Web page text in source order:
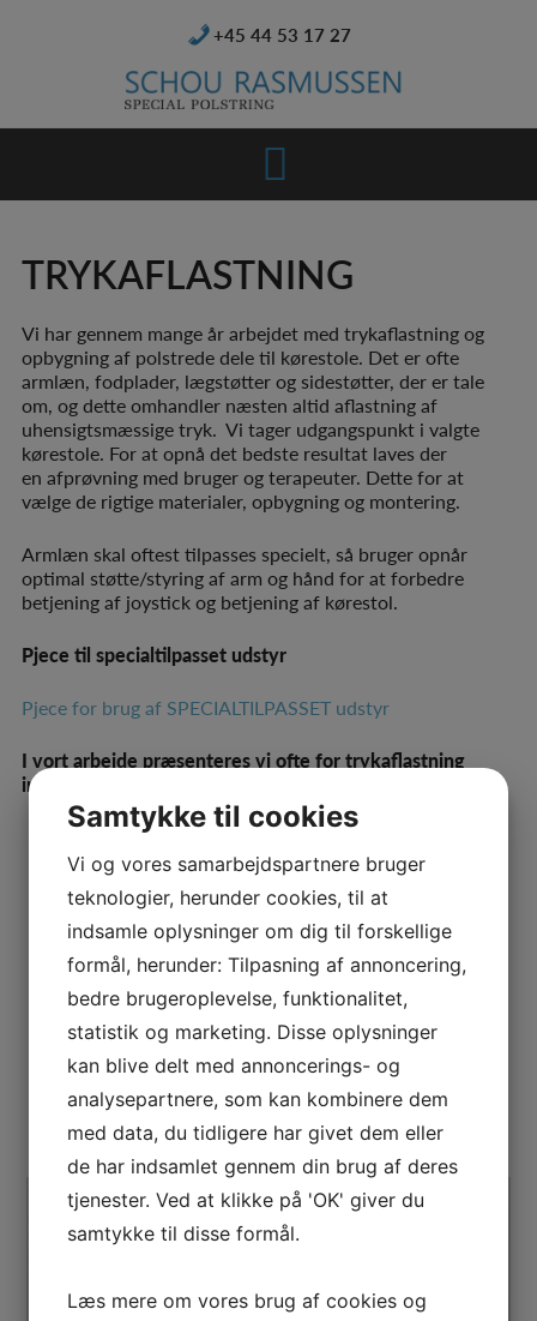
+45 44 53 17 27
TRYKAFLASTNING
Vi har gennem mange år arbejdet med trykaflastning og
opbygning af polstrede dele til kørestole. Det er ofte
armlæn, fodplader, lægstøtter og sidestøtter, der er tale
om, og dette omhandler næsten altid aflastning af
uhensigtsmæssige tryk. Vi tager udgangspunkt i valgte
kørestole. For at opnå det bedste resultat laves der
en afprøvning med bruger og terapeuter. Dette for at
vælge de rigtige materialer, opbygning og montering.
Armlæn skal oftest tilpasses specielt, så bruger opnår
optimal støtte/styring af arm og hånd for at forbedre
betjening af joystick og betjening af kørestol.
Pjece til specialtilpasset udstyr
Pjece for brug af SPECIALTILPASSET udstyr
I vort arbejde præsenteres vi ofte for trykaflastning
inden for mange forskellige områder så som:
Toiletsæde
Talerstole
Armlæn
Fodplader
Vægplader
Ben kasser
Sidestøtter
Lårstøtter
Armlæn
Samtykke til cookies
Vi og vores samarbejdspartnere bruger
teknologier, herunder cookies, til at
indsamle oplysninger om dig til forskellige
formål, herunder: Tilpasning af annoncering,
bedre brugeroplevelse, funktionalitet,
statistik og marketing. Disse oplysninger
kan blive delt med annoncerings- og
analysepartnere, som kan kombinere dem
med data, du tidligere har givet dem eller
de har indsamlet gennem din brug af deres
tjenester. Ved at klikke på 'OK' giver du
samtykke til disse formål.
Læs mere om vores brug af cookies og